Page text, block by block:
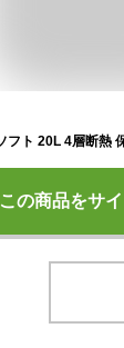
この商品をサ